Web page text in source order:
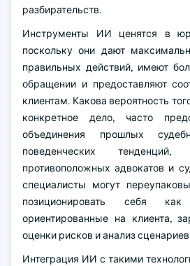
разбирательств.
Инструменты ИИ ценятся в
поскольку они дают
правильных действий, имеют
обращении и предоставляют
клиентам. Какова вероятность
конкретное дело, часто
объединения прошлых
поведенческих
противоположных адвокатов и
специалисты могут
позиционировать себя
ориентированные на клиента,
оценки рисков и анализ
Интеграция ИИ с такими